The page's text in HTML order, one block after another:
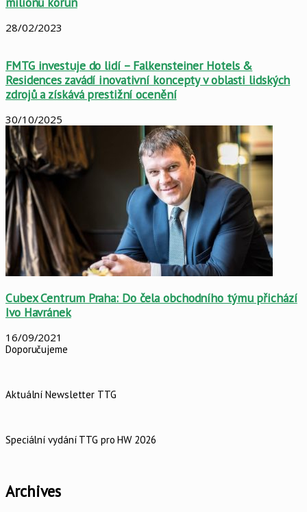
28/02/2023
FMTG investuje do lidí – Falkensteiner Hotels &
Residences zavádí inovativní koncepty v oblasti lidských
zdrojů a získává prestižní ocenění
30/10/2025
Cubex Centrum Praha: Do čela obchodního týmu přichází
Ivo Havránek
16/09/2021
Doporučujeme
Aktuální Newsletter TTG
Speciální vydání TTG pro HW 2026
Archives